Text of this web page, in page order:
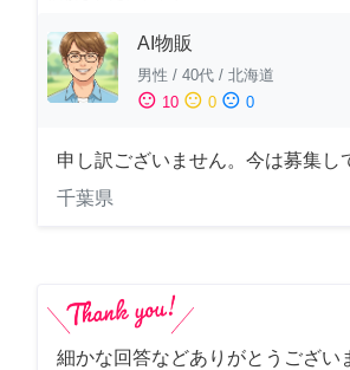
AI物販
男性 / 40代 / 北海道
sentiment_satisfied 10 sentiment_neutral 0 sentiment_dissatisfied 0
申し訳ございません。今は募集し
千葉県
細かな回答などありがとうござい